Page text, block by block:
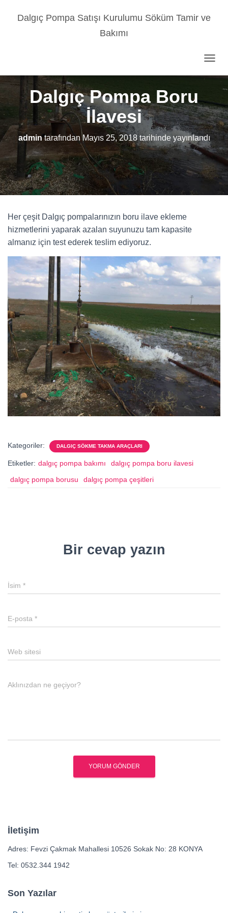
Dalgıç Pompa Satışı Kurulumu Söküm Tamir ve
Bakımı
E
Y
Ü
A
Ç
/
K
P
Dalgıç Pompa Boru
İlavesi
admintarafındanMayıs 25, 2018tarihinde yayınlandı
Her çeşit Dalgıç pompalarınızın boru ilave ekleme
hizmetlerini yaparak azalan suyunuzu tam kapasite
almanız için test ederek teslim ediyoruz.
Kategoriler: DALGIÇ SÖKME TAKMA ARAÇLARI
Etiketler: dalgıç pompa bakımı
dalgıç pompa boru ilavesi
dalgıç pompa borusu
dalgıç pompa çeşitleri
Bir cevap yazın
İsim *
E-posta *
Web sitesi
Aklınızdan ne geçiyor?
İletişim
Adres: Fevzi Çakmak Mahallesi 10526 Sokak No: 28 KONYA
Tel: 0532.344 1942
Son Yazılar